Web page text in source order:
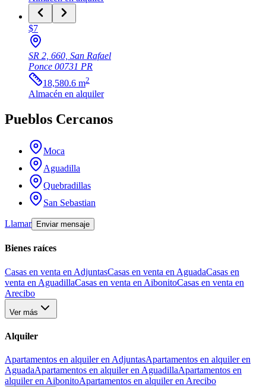
$7
SR 2, 660, San Rafael
Ponce 00731 PR
18,580.6 m2
Almacén en alquiler
Pueblos Cercanos
Moca
Aguadilla
Quebradillas
San Sebastian
Llamar Enviar mensaje
Bienes raíces
Casas en venta en AdjuntasCasas en venta en AguadaCasas en
venta en AguadillaCasas en venta en AibonitoCasas en venta en
Arecibo
Ver más
Alquiler
Apartamentos en alquiler en AdjuntasApartamentos en alquiler en
AguadaApartamentos en alquiler en AguadillaApartamentos en
alquiler en AibonitoApartamentos en alquiler en Arecibo